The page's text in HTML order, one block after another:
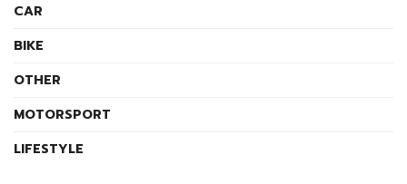
CAR
BIKE
OTHER
MOTORSPORT
LIFESTYLE